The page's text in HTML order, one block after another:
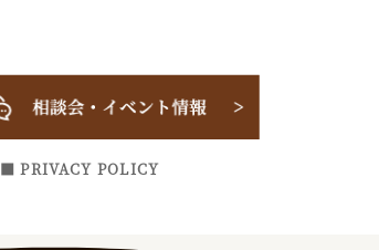
■ PRIVACY POLICY